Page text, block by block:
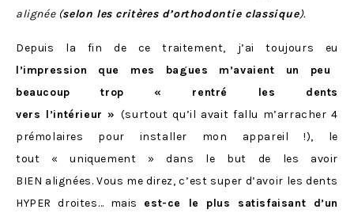
alignée (selon les critères d’orthodontie classique).
Depuis la fin de ce traitement, j’ai toujours eu
l’impression que mes bagues m’avaient un peu
beaucoup trop « rentré les dents
vers l’intérieur » (surtout qu’il avait fallu m’arracher 4
prémolaires pour installer mon appareil !), le
tout « uniquement » dans le but de les avoir
BIEN alignées. Vous me direz, c’est super d’avoir les dents
HYPER droites… mais est-ce le plus satisfaisant d’un